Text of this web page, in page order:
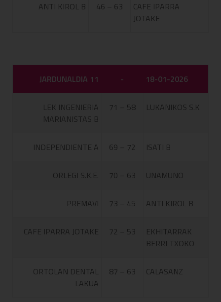
ANTI KIROL B 46 – 63
CAFE IPARRA
JOTAKE
JARDUNALDIA 11 - 18-01-2026
LEK INGENIERIA
MARIANISTAS B
71 – 58 LUKANIKOS S.K
INDEPENDIENTE A 69 – 72 ISATI B
ORLEGI S.K.E. 70 – 63 UNAMUNO
PREMAVI 73 – 45 ANTI KIROL B
CAFE IPARRA JOTAKE 72 – 53
EKHITARRAK
BERRI TXOKO
ORTOLAN DENTAL
LAKUA
87 – 63 CALASANZ